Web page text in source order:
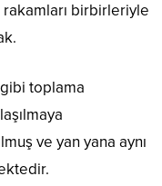
birbirleriyle
toplama
ve yan yana aynı